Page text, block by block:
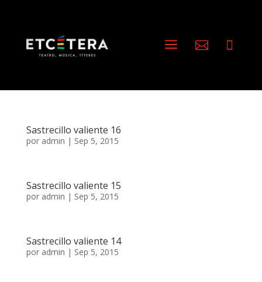
a  
Sastrecillo valiente 16
por admin | Sep 5, 2015
Sastrecillo valiente 15
por admin | Sep 5, 2015
Sastrecillo valiente 14
por admin | Sep 5, 2015